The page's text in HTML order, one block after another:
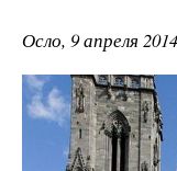
Осло, 9 апреля